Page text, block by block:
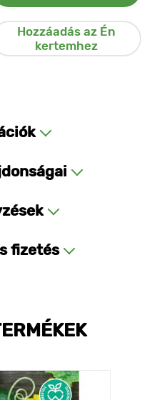
Hozzáadás az Én
kertemhez
fizetés